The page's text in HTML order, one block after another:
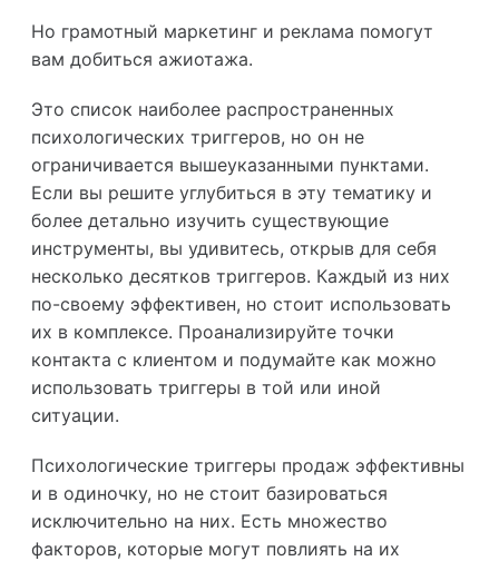
Но грамотный маркетинг и реклама помогут
вам добиться ажиотажа.
Это список наиболее распространенных
психологических триггеров, но он не
ограничивается вышеуказанными пунктами.
Если вы решите углубиться в эту тематику и
более детально изучить существующие
инструменты, вы удивитесь, открыв для себя
несколько десятков триггеров. Каждый из них
по-своему эффективен, но стоит использовать
их в комплексе. Проанализируйте точки
контакта с клиентом и подумайте как можно
использовать триггеры в той или иной
ситуации.
Психологические триггеры продаж эффективны
и в одиночку, но не стоит базироваться
исключительно на них. Есть множество
факторов, которые могут повлиять на их